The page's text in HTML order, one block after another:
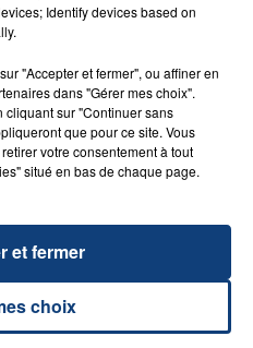
SE FAIRE
RESSORT DE LA...
et présenté ses
14h42
14h42
Identify devices based on
"Accepter et fermer", ou affiner en
dans "Gérer mes choix".
cliquant sur "Continuer sans
que pour ce site. Vous
votre consentement à tout
situé en bas de chaque page.
choix
et fermer